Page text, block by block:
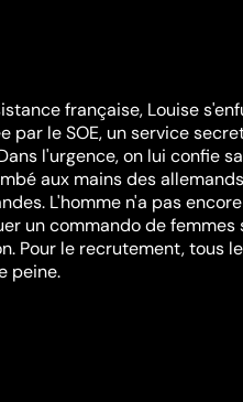
française, Louise
par le SOE, un service
l'urgence, on lui confie
aux mains des
L'homme n'a pas
un commando de
Pour le recrutement, tous
peine.